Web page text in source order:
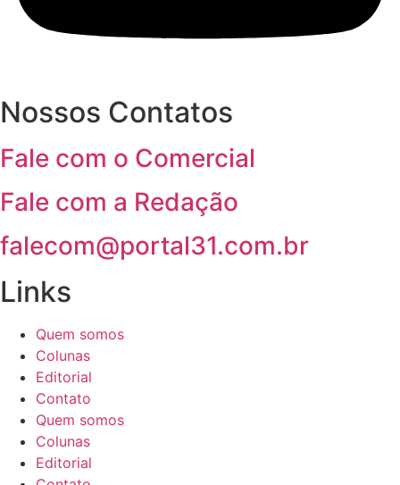
Nossos Contatos
Fale com o Comercial
Fale com a Redação
falecom@portal31.com.br
Links
Quem somos
Colunas
Editorial
Contato
Quem somos
Colunas
Editorial